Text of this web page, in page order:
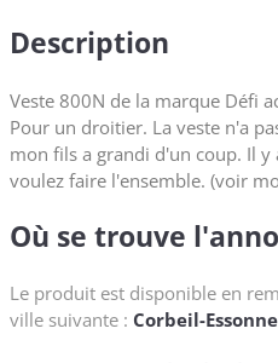
Description
Veste 800N de la marque Défi
Pour un droitier. La veste n'a
mon fils a grandi d'un coup. Il y
voulez faire l'ensemble. (voir
Où se trouve
Le produit est disponible en
ville suivante : Corbeil-